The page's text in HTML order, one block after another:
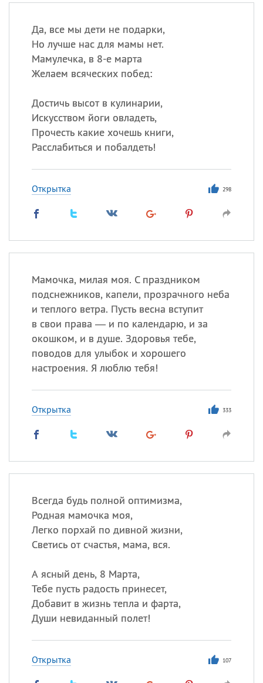
Да, все мы дети не подарки,
Но лучше нас для мамы нет.
Мамулечка, в 8-е марта
Желаем всяческих побед:
Достичь высот в кулинарии,
Искусством йоги овладеть,
Прочесть какие хочешь книги,
Расслабиться и побалдеть!
Открытка 298
Мамочка, милая моя. С праздником
подснежников, капели, прозрачного неба
и теплого ветра. Пусть весна вступит
в свои права — и по календарю, и за
окошком, и в душе. Здоровья тебе,
поводов для улыбок и хорошего
настроения. Я люблю тебя!
Открытка 333
Всегда будь полной оптимизма,
Родная мамочка моя,
Легко порхай по дивной жизни,
Светись от счастья, мама, вся.
А ясный день, 8 Марта,
Тебе пусть радость принесет,
Добавит в жизнь тепла и фарта,
Души невиданный полет!
Открытка 107